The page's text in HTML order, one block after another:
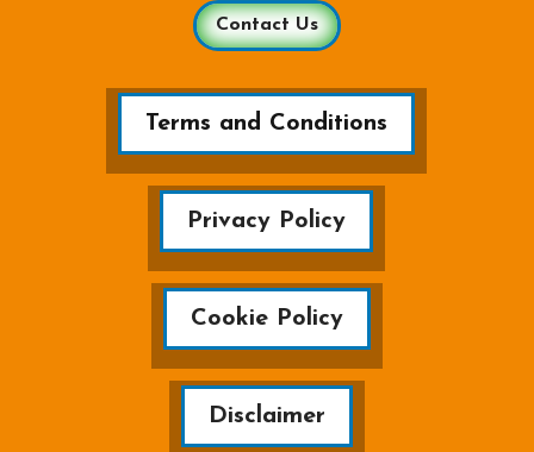
Contact Us
Terms and Conditions
Privacy Policy
Cookie Policy
Disclaimer